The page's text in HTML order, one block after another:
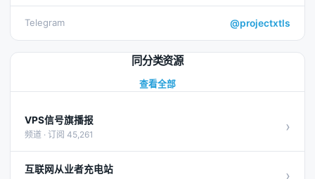
Telegram @projectxtls
同分类资源
查看全部
VPS信号旗播报
频道 · 订阅 45,261 ›
互联网从业者充电站 ›